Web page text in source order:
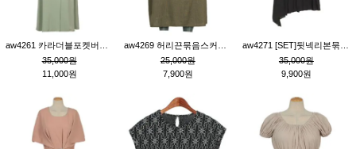
35,000원
11,000원
25,000원
7,900원
35,000원
9,900원